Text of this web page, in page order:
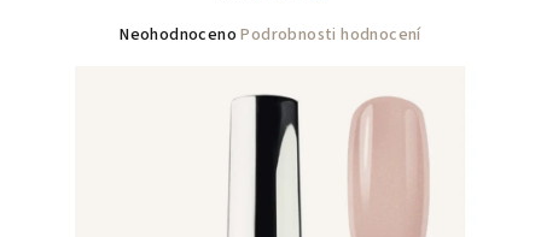
Průměrné
Neohodnoceno Podrobnosti hodnocení